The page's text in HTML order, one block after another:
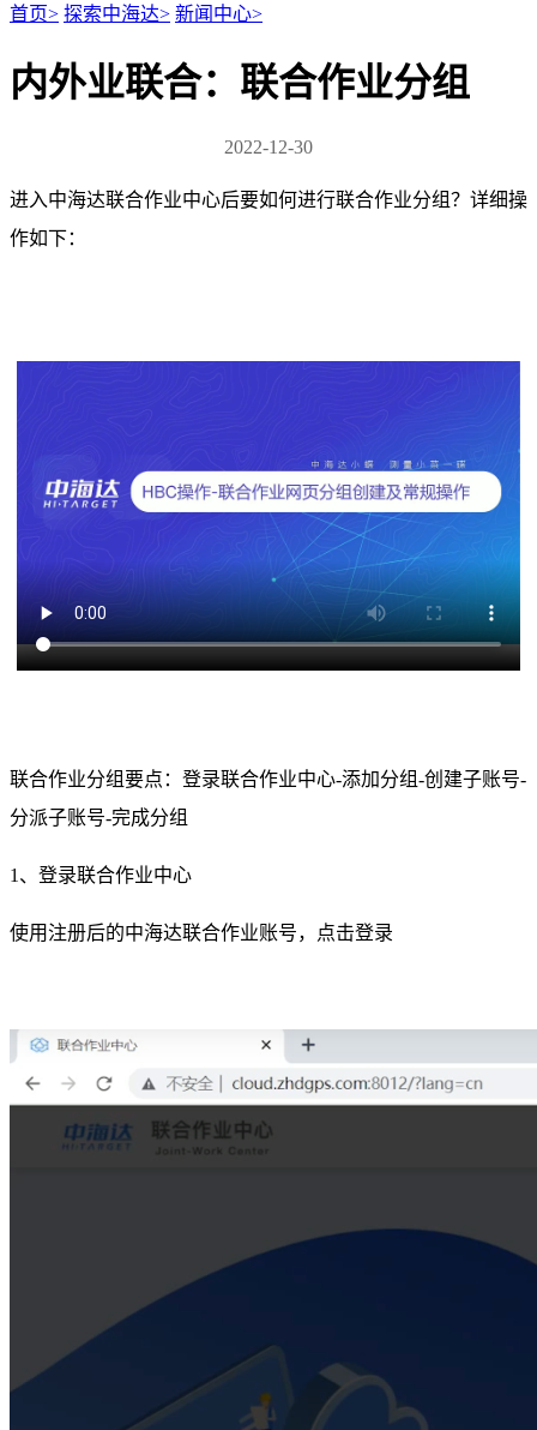
首页> 探索中海达> 新闻中心>
内外业联合：联合作业分组
2022-12-30
进入中海达联合作业中心后要如何进行联合作业分组？详细操
作如下：
联合作业分组要点：登录联合作业中心-添加分组-创建子账号-
分派子账号-完成分组
1、登录联合作业中心
使用注册后的中海达联合作业账号，点击登录